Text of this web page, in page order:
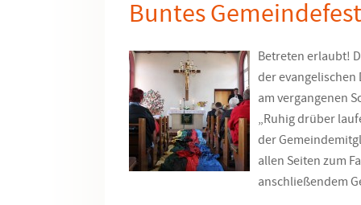
Buntes
Betreten erlaubt!
der evangelischen
am vergangenen
„Ruhig drüber
der
allen Seiten zum
anschließendem